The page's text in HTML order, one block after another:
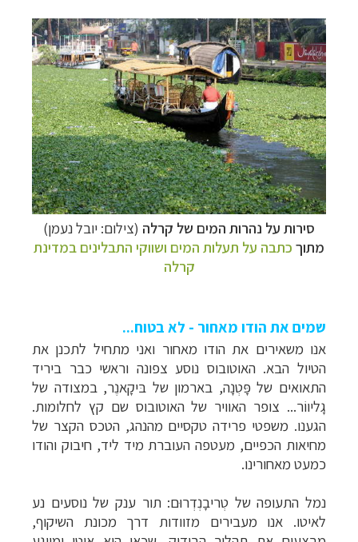
סירות על נהרות המים של קרלה (צילום: יובל נעמן)
מתוך כתבה על תעלות המים ושווקי התבלינים במדינת
קרלה
שמים את הודו מאחור - לא בטוח...
אנו משאירים את הודו מאחור ואני מתחיל לתכנן את
הטיול הבא. האוטובוס נוסע צפונה וראשי כבר ביריד
התאואים של פָּטְנָה, בארמון של בּיקָאנֶר, במצודה של
גָליווֹר... צופר האוויר של האוטובוס שם קץ לחלומות.
הגענו. משפטי פרידה טקסיים מהנהג, הטכס הקצר של
מחיאות הכפיים, מעטפה העוברת מיד ליד, חיבוק והודו
כמעט מאחורינו.
נמל התעופה של טְריבָנְדְרוּם: תור ענק של נוסעים נע
לאיטו. אנו מעבירים מזוודות דרך מכונת השיקוף,